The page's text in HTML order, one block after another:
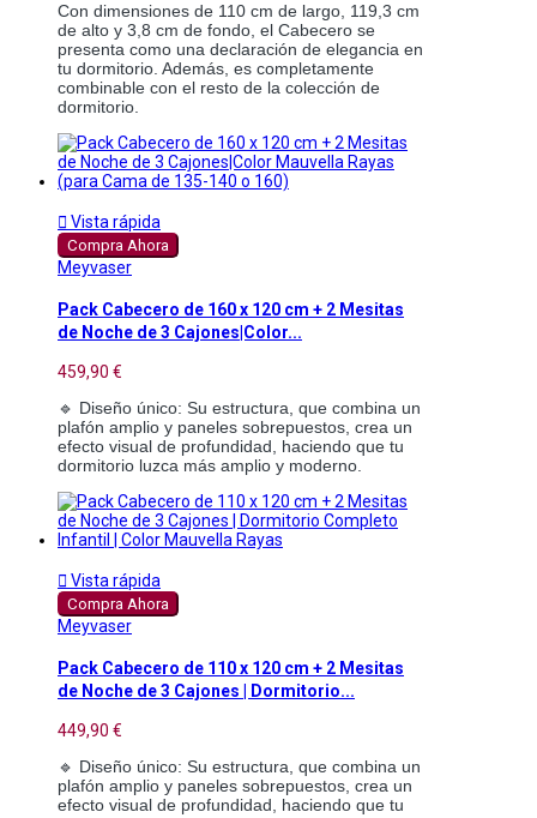
Con dimensiones de 110 cm de largo, 119,3 cm
de alto y 3,8 cm de fondo, el Cabecero se
presenta como una declaración de elegancia en
tu dormitorio. Además, es completamente
combinable con el resto de la colección de
dormitorio.
 Vista rápida
Compra Ahora
Meyvaser
Pack Cabecero de 160 x 120 cm + 2 Mesitas
de Noche de 3 Cajones|Color...
459,90 €
🔹 Diseño único: Su estructura, que combina un
plafón amplio y paneles sobrepuestos, crea un
efecto visual de profundidad, haciendo que tu
dormitorio luzca más amplio y moderno.
 Vista rápida
Compra Ahora
Meyvaser
Pack Cabecero de 110 x 120 cm + 2 Mesitas
de Noche de 3 Cajones | Dormitorio...
449,90 €
🔹 Diseño único: Su estructura, que combina un
plafón amplio y paneles sobrepuestos, crea un
efecto visual de profundidad, haciendo que tu